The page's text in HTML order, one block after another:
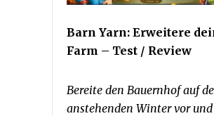
Barn Yarn: Erweitere
Farm – Test / Review
Bereite den Bauernhof auf
anstehenden Winter vor und